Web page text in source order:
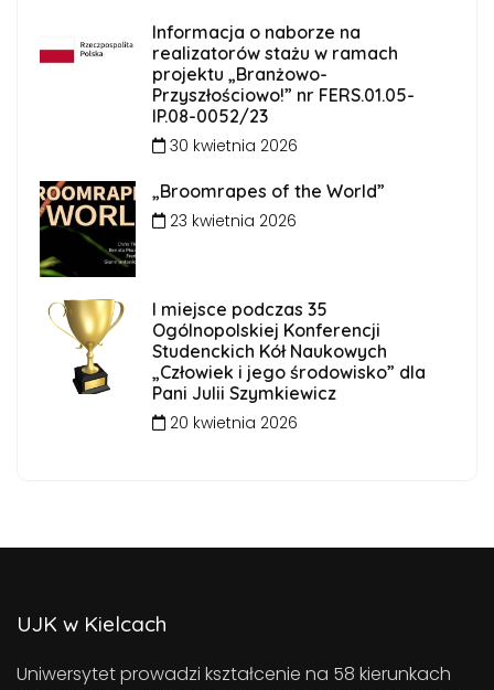
Informacja o naborze na
realizatorów stażu w ramach
projektu „Branżowo-
Przyszłościowo!” nr FERS.01.05-
IP.08-0052/23
30 kwietnia 2026
„Broomrapes of the World”
23 kwietnia 2026
I miejsce podczas 35
Ogólnopolskiej Konferencji
Studenckich Kół Naukowych
„Człowiek i jego środowisko” dla
Pani Julii Szymkiewicz
20 kwietnia 2026
UJK w Kielcach
Uniwersytet prowadzi kształcenie na 58 kierunkach